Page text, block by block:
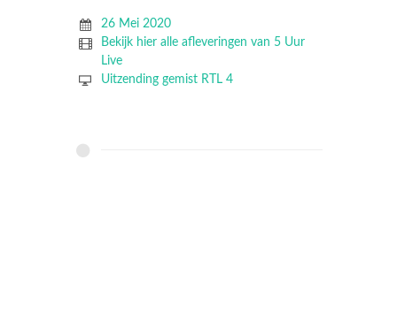
26 Mei 2020
Bekijk hier alle afleveringen van 5 Uur
Live
Uitzending gemist RTL 4